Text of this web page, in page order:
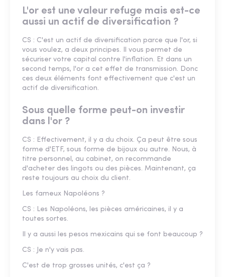
L'or est une valeur refuge mais est-ce
aussi un actif de diversification ?
CS : C'est un actif de diversification parce que l'or, si
vous voulez, a deux principes. Il vous permet de
sécuriser votre capital contre l'inflation. Et dans un
second temps, l'or a cet effet de transmission. Donc
ces deux éléments font effectivement que c'est un
actif de diversification.
Sous quelle forme peut-on investir
dans l'or ?
CS : Effectivement, il y a du choix. Ça peut être sous
forme d'ETF, sous forme de bijoux ou autre. Nous, à
titre personnel, au cabinet, on recommande
d'acheter des lingots ou des pièces. Maintenant, ça
reste toujours au choix du client.
Les fameux Napoléons ?
CS : Les Napoléons, les pièces américaines, il y a
toutes sortes.
Il y a aussi les pesos mexicains qui se font beaucoup ?
CS : Je n'y vais pas.
C'est de trop grosses unités, c'est ça ?